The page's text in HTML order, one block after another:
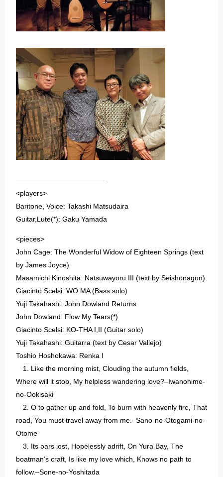
—————————————
<players>
Baritone, Voice: Takashi Matsudaira
Guitar,Lute(*): Gaku Yamada
<pieces>
John Cage: The Wonderful Widow of Eighteen Springs (text
by James Joyce)
Masamichi Kinoshita: Natsuwayoru III (text by Seishōnagon)
Giacinto Scelsi: WO MA (Bass solo)
Yuji Takahashi: John Dowland Returns
John Dowland: Flow My Tears(*)
Giacinto Scelsi: KO-THA I,II (Guitar solo)
Yuji Takahashi: Guitarra (text by Cesar Vallejo)
Toshio Hoshokawa: Renka I
1. Like the morning mist, Clouding the autumn fields,
Where will it stop, My helpless wandering love?–Iwanohime-
no-Ookisaki
2. O to gather up and fold, To burn with heavenly fire, That
road, You must travel away from me.–Sano-no-Otogami-no-
Otome
3. Its oars lost, Hopelessly adrift, On Yura Bay, The
boatman’s craft, Is like my love which, Knows no path to
follow.–Sone-no-Yoshitada